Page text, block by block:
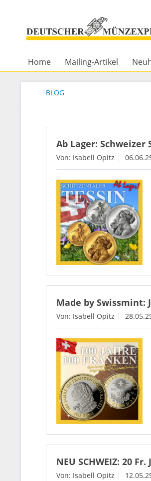
Home Mailing-Artikel
BLOG
Ab Lager: Schweizer
Von: Isabell Opitz
Made by Swissmint:
Von: Isabell Opitz
NEU SCHWEIZ: 20
Von: Isabell Opitz